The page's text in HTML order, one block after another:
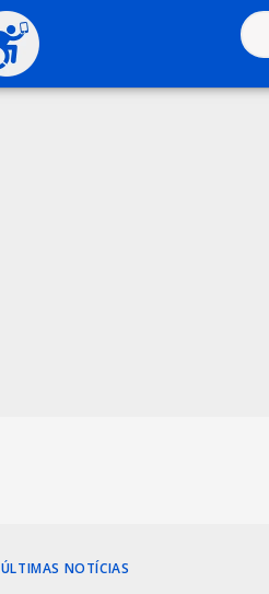
ÚLTIMAS NOTÍCIAS